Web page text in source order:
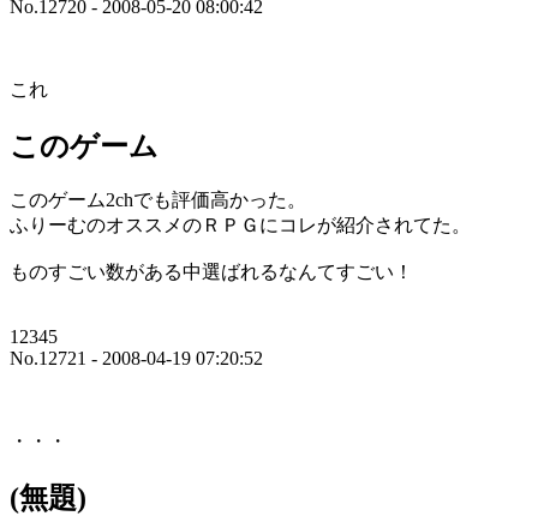
No.12720 - 2008-05-20 08:00:42
これ
このゲーム
このゲーム2chでも評価高かった。
ふりーむのオススメのＲＰＧにコレが紹介されてた。
ものすごい数がある中選ばれるなんてすごい！
12345
No.12721 - 2008-04-19 07:20:52
・・・
(無題)